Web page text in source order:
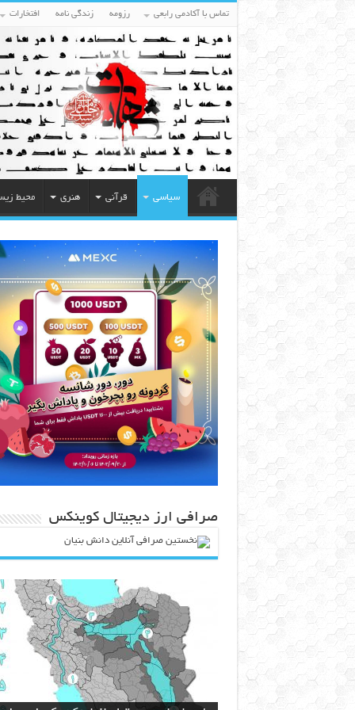
تماس با آکادمی رابعی رزومه زندگی نامه افتخارات
سیاسی قرآنی هنری محیط
صرافی ارز دیجیتال کوینکس